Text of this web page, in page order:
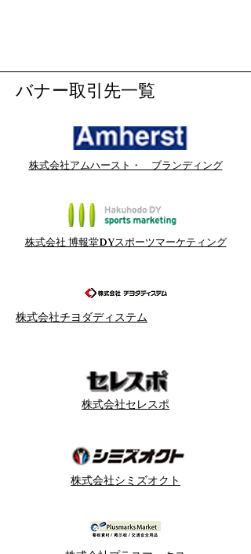
バナー取引先一覧
株式会社アムハースト・ ブランディング
株式会社 博報堂DYスポーツマーケティング
株式会社チヨダディステム
株式会社セレスポ
株式会社シミズオクト